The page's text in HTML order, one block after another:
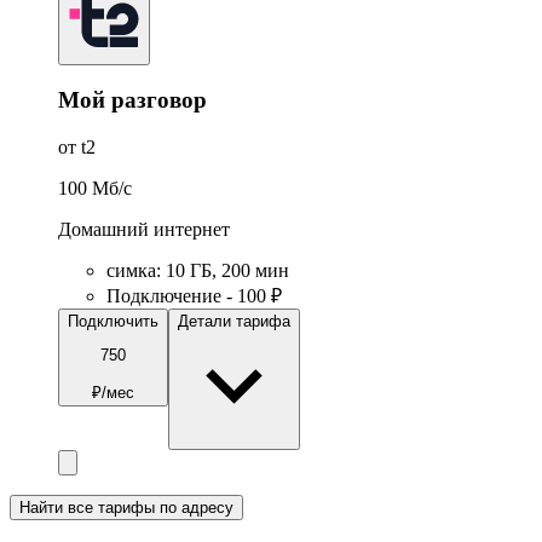
Мой разговор
от t2
100 Мб/c
Домашний интернет
симка: 10 ГБ, 200 мин
Подключение - 100 ₽
Подключить
750
₽/мес
Детали тарифа
Найти все тарифы по адресу